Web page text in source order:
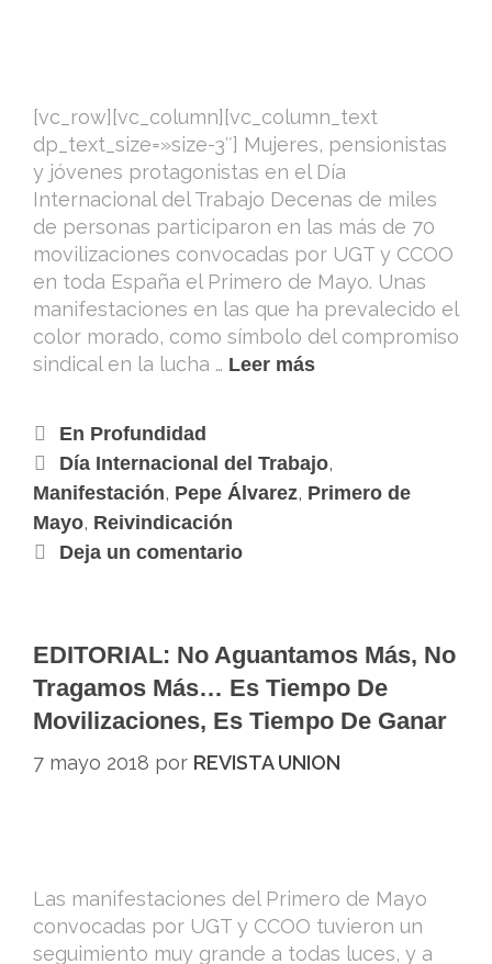
[vc_row][vc_column][vc_column_text
dp_text_size=»size-3″] Mujeres, pensionistas
y jóvenes protagonistas en el Día
Internacional del Trabajo Decenas de miles
de personas participaron en las más de 70
movilizaciones convocadas por UGT y CCOO
en toda España el Primero de Mayo. Unas
manifestaciones en las que ha prevalecido el
color morado, como símbolo del compromiso
sindical en la lucha … Leer más
En Profundidad
Día Internacional del Trabajo,
Manifestación, Pepe Álvarez, Primero de
Mayo, Reivindicación
Deja un comentario
EDITORIAL: No Aguantamos Más, No
Tragamos Más… Es Tiempo De
Movilizaciones, Es Tiempo De Ganar
7 mayo 2018 por REVISTA UNION
Las manifestaciones del Primero de Mayo
convocadas por UGT y CCOO tuvieron un
seguimiento muy grande a todas luces, y a